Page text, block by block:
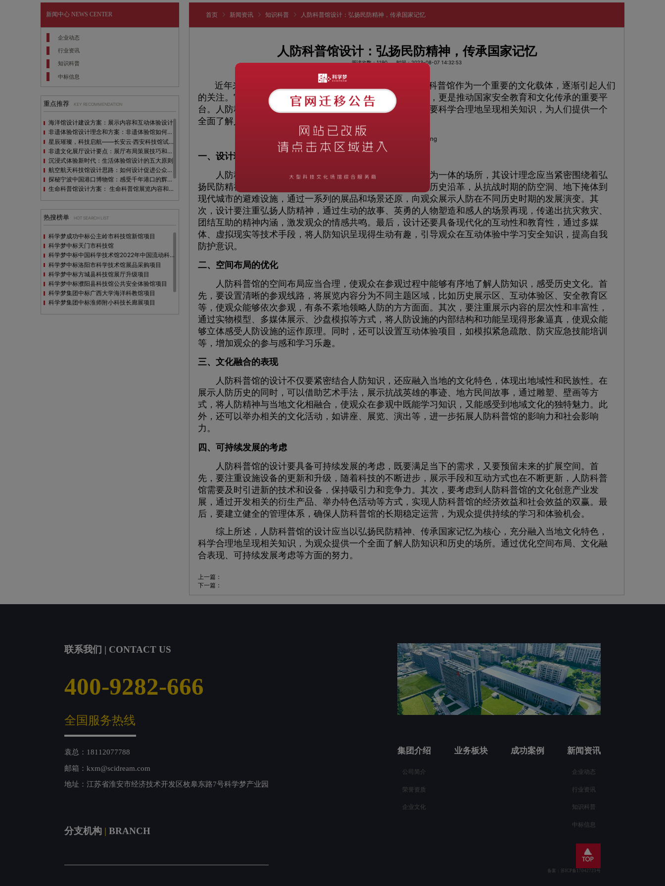
新闻中心NEWS CENTER
企业动态
行业资讯
知识科普
中标信息
重点推荐 KEY RECOMMENDATION
海洋馆设计建设方案：展示内容和互动体验设计
非遗体验馆设计理念和方案：非遗体验馆如何本土化设计？
星辰璀璨，科技启航——长安云·西安科技馆试营业，邀您共赴未来之旅！
非遗文化展厅设计要点：展厅布局策展技巧和创新元素
沉浸式体验新时代：生活体验馆设计的五大原则
航空航天科技馆设计思路：如何设计促进公众的兴趣
探秘宁波中国港口博物馆：感受千年港口的辉煌与变迁
生命科普馆设计方案： ​生命科普馆展览内容和互动方式
全息体验馆设计：打造身临其境的奇妙世界
热搜榜单 HOT SEARCH LIST
科学梦成功中标公主岭市科技馆新馆项目
科学梦中标天门市科技馆
科学梦中标中国科学技术馆2022年中国流动科技馆展览采购
科学梦中标洛阳市科学技术馆展品采购项目
科学梦中标方城县科技馆展厅升级项目
科学梦中标濮阳县科技馆公共安全体验馆项目
科学梦集团中标广西大学海洋科教馆项目
科学梦集团中标淮师附小科技长廊展项目
首页 新闻资讯 知识科普 人防科普馆设计：弘扬民防精神，传承国家记忆
人防科普馆设计：弘扬民防精神，传承国家记忆
阅读次数：1190 时间：2023-08-07 14:32:53
近年来，随着社会的发展和国家安全意识的增强，人防科普馆作为一个重要的文化载体，逐渐引起人们
的关注。它不仅是弘扬民防精神、传承国家记忆的重要场所，更是推动国家安全教育和文化传承的重要平
台。人防科普馆的设计，既需要充分融入当地文化特色，又要科学合理地呈现相关知识，为人们提供一个
全面了解人防知识和历史的场所。
一、设计理念的确立
人防科普馆作为一个集历史陈列、互动体验和安全教育为一体的场所，其设计理念应当紧密围绕着弘
扬民防精神和传承国家记忆展开。首先，设计应突出人防的历史沿革，从抗战时期的防空洞、地下掩体到
现代城市的避难设施，通过一系列的展品和场景还原，向观众展示人防在不同历史时期的发展演变。其
次，设计要注重弘扬人防精神，通过生动的故事、英勇的人物塑造和感人的场景再现，传递出抗灾救灾、
团结互助的精神内涵，激发观众的情感共鸣。最后，设计还要具备现代化的互动性和教育性，通过多媒
体、虚拟现实等技术手段，将人防知识呈现得生动有趣，引导观众在互动体验中学习安全知识，提高自我
防护意识。
二、空间布局的优化
人防科普馆的空间布局应当合理，使观众在参观过程中能够有序地了解人防知识，感受历史文化。首
先，要设置清晰的参观线路，将展览内容分为不同主题区域，比如历史展示区、互动体验区、安全教育区
等，使观众能够依次参观，有条不紊地领略人防的方方面面。其次，要注重展示内容的层次性和丰富性，
通过实物模型、多媒体展示、沙盘模拟等方式，将人防设施的内部结构和功能呈现得形象逼真，使观众能
够立体感受人防设施的运作原理。同时，还可以设置互动体验项目，如模拟紧急疏散、防灾应急技能培训
等，增加观众的参与感和学习乐趣。
三、文化融合的表现
人防科普馆的设计不仅要紧密结合人防知识，还应融入当地的文化特色，体现出地域性和民族性。在
展示人防历史的同时，可以借助艺术手法，展示抗战英雄的事迹、地方民间故事，通过雕塑、壁画等方
式，将人防精神与当地文化相融合，使观众在参观中既能学习知识，又能感受到地域文化的独特魅力。此
外，还可以举办相关的文化活动，如讲座、展览、演出等，进一步拓展人防科普馆的影响力和社会影响
力。
四、可持续发展的考虑
人防科普馆的设计要具备可持续发展的考虑，既要满足当下的需求，又要预留未来的扩展空间。首
先，要注重设施设备的更新和升级，随着科技的不断进步，展示手段和互动方式也在不断更新，人防科普
馆需要及时引进新的技术和设备，保持吸引力和竞争力。其次，要考虑到人防科普馆的文化创意产业发
展，通过开发相关的衍生产品、举办特色活动等方式，实现人防科普馆的经济效益和社会效益的双赢。最
后，要建立健全的管理体系，确保人防科普馆的长期稳定运营，为观众提供持续的学习和体验机会。
综上所述，人防科普馆的设计应当以弘扬民防精神、传承国家记忆为核心，充分融入当地文化特色，
科学合理地呈现相关知识，为观众提供一个全面了解人防知识和历史的场所。通过优化空间布局、文化融
合表现、可持续发展考虑等方面的努力。
上一篇：
下一篇：
联系我们 | CONTACT US
400-9282-666
全国服务热线
袁总：18112077788
邮箱：kxm@scidream.com
地址：江苏省淮安市经济技术开发区枚皋东路7号科学梦产业园
分支机构 | BRANCH
集团介绍
公司简介
荣誉资质
企业文化
业务板块 成功案例 新闻资讯
企业动态
行业资讯
知识科普
中标信息
备案：苏ICP备17042723号